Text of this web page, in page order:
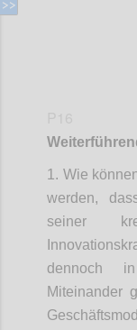
1. Wie
werden,
seiner
dennoch
Miteinander